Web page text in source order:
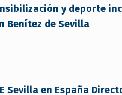
y deporte
Benítez de Sevilla
Sevilla en España